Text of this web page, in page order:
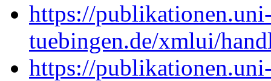
https://
tuebingen.de/xmlui/
https://